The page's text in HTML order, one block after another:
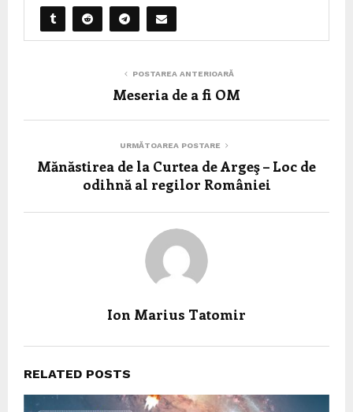
POSTAREA ANTERIOARĂ
Meseria de a fi OM
URMĂTOAREA POSTARE
Mănăstirea de la Curtea de Argeş – Loc de
odihnă al regilor României
Ion Marius Tatomir
RELATED POSTS